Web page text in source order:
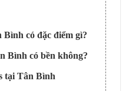
có đặc điểm gì?
Bình có bền không?
tại Tân Bình